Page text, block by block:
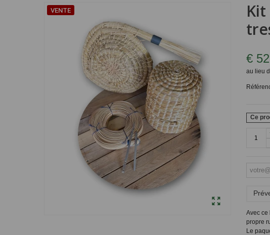
VENTE
€
au lieu
Ce
Avec ce
propre
Le